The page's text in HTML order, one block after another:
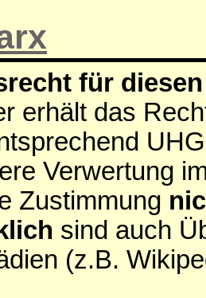
für
erhält das
Verwertung
Zustimmung
sind auch
(z.B.